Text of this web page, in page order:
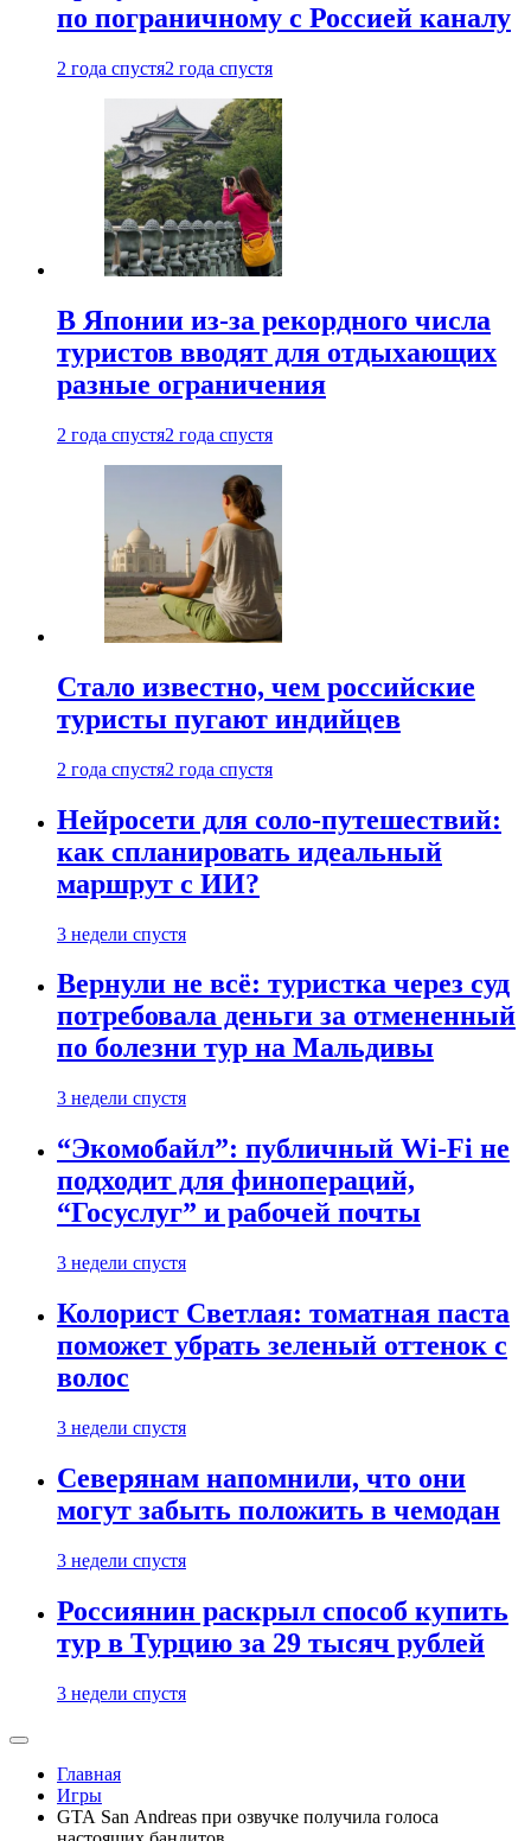
по пограничному с Россией каналу
2 года спустя2 года спустя
В Японии из-за рекордного числа
туристов вводят для отдыхающих
разные ограничения
2 года спустя2 года спустя
Стало известно, чем российские
туристы пугают индийцев
2 года спустя2 года спустя
Нейросети для соло-путешествий:
как спланировать идеальный
маршрут с ИИ?
3 недели спустя
Вернули не всё: туристка через суд
потребовала деньги за отмененный
по болезни тур на Мальдивы
3 недели спустя
“Экомобайл”: публичный Wi-Fi не
подходит для финопераций,
“Госуслуг” и рабочей почты
3 недели спустя
Колорист Светлая: томатная паста
поможет убрать зеленый оттенок с
волос
3 недели спустя
Северянам напомнили, что они
могут забыть положить в чемодан
3 недели спустя
Россиянин раскрыл способ купить
тур в Турцию за 29 тысяч рублей
3 недели спустя
Главная
Игры
GTA San Andreas при озвучке получила голоса